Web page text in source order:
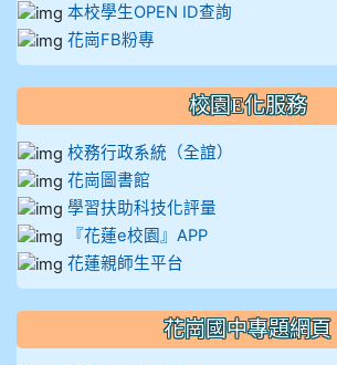
本校學生OPEN ID查詢
花崗FB粉專
校園E化服務
校務行政系統（全誼）
花崗圖書館
學習扶助科技化評量
『花蓮e校園』APP
花蓮親師生平台
花崗國中專題網頁